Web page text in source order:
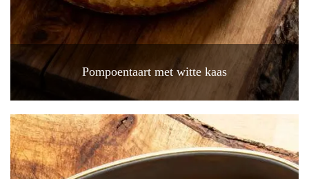
Pompoentaart met witte kaas